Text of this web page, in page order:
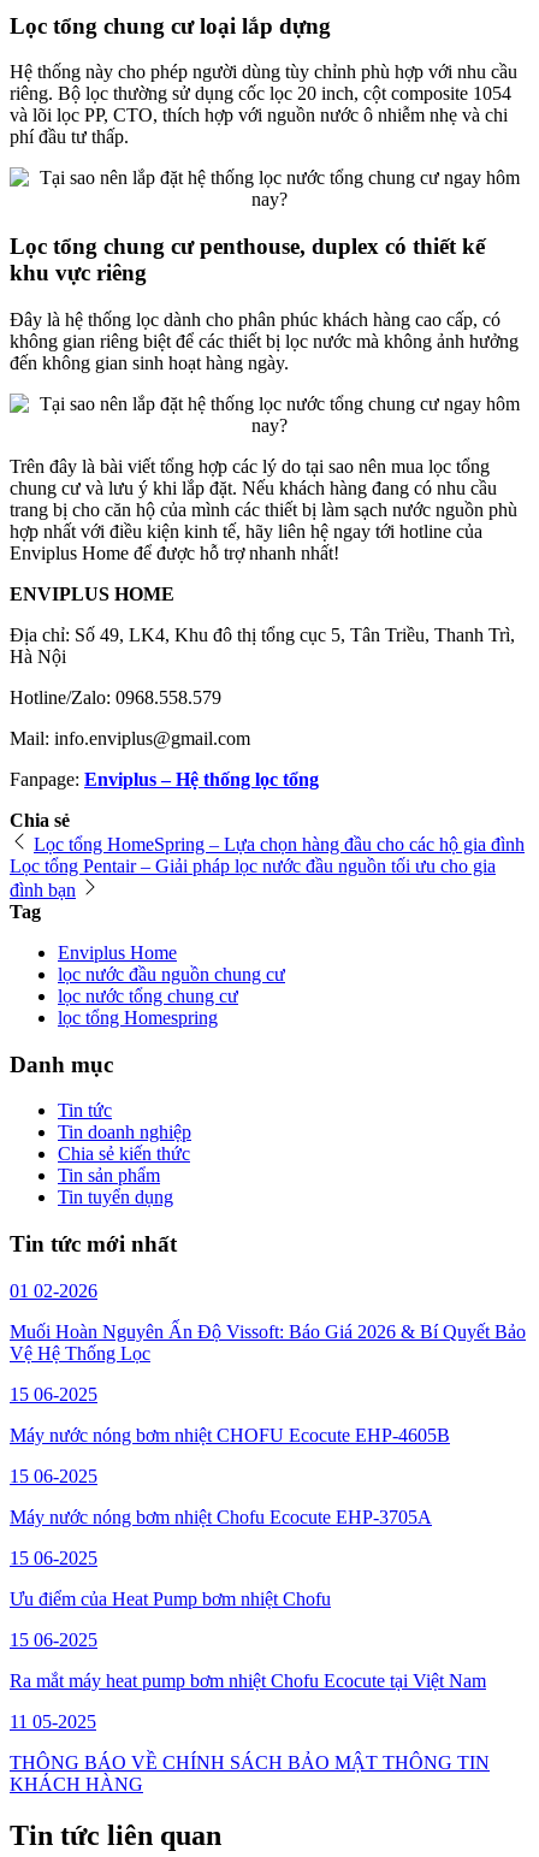
Lọc tổng chung cư loại lắp dựng
Hệ thống này cho phép người dùng tùy chỉnh phù hợp với nhu cầu
riêng. Bộ lọc thường sử dụng cốc lọc 20 inch, cột composite 1054
và lõi lọc PP, CTO, thích hợp với nguồn nước ô nhiễm nhẹ và chi
phí đầu tư thấp.
Lọc tổng chung cư penthouse, duplex có thiết kế
khu vực riêng
Đây là hệ thống lọc dành cho phân phúc khách hàng cao cấp, có
không gian riêng biệt để các thiết bị lọc nước mà không ảnh hưởng
đến không gian sinh hoạt hàng ngày.
Trên đây là bài viết tổng hợp các lý do tại sao nên mua lọc tổng
chung cư và lưu ý khi lắp đặt. Nếu khách hàng đang có nhu cầu
trang bị cho căn hộ của mình các thiết bị làm sạch nước nguồn phù
hợp nhất với điều kiện kinh tế, hãy liên hệ ngay tới hotline của
Enviplus Home để được hỗ trợ nhanh nhất!
ENVIPLUS HOME
Địa chỉ: Số 49, LK4, Khu đô thị tổng cục 5, Tân Triều, Thanh Trì,
Hà Nội
Hotline/Zalo: 0968.558.579
Mail: info.enviplus@gmail.com
Fanpage: Enviplus – Hệ thống lọc tổng
Chia sẻ
Lọc tổng HomeSpring – Lựa chọn hàng đầu cho các hộ gia đình
Lọc tổng Pentair – Giải pháp lọc nước đầu nguồn tối ưu cho gia
đình bạn
Tag
Enviplus Home
lọc nước đầu nguồn chung cư
lọc nước tổng chung cư
lọc tổng Homespring
Danh mục
Tin tức
Tin doanh nghiệp
Chia sẻ kiến thức
Tin sản phẩm
Tin tuyển dụng
Tin tức mới nhất
01 02-2026
Muối Hoàn Nguyên Ấn Độ Vissoft: Báo Giá 2026 & Bí Quyết Bảo
Vệ Hệ Thống Lọc
15 06-2025
Máy nước nóng bơm nhiệt CHOFU Ecocute EHP-4605B
15 06-2025
Máy nước nóng bơm nhiệt Chofu Ecocute EHP-3705A
15 06-2025
Ưu điểm của Heat Pump bơm nhiệt Chofu
15 06-2025
Ra mắt máy heat pump bơm nhiệt Chofu Ecocute tại Việt Nam
11 05-2025
THÔNG BÁO VỀ CHÍNH SÁCH BẢO MẬT THÔNG TIN
KHÁCH HÀNG
Tin tức liên quan